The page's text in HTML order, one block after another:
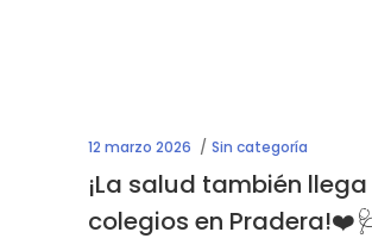
12 marzo 2026 Sin categoría
¡La salud también
colegios en